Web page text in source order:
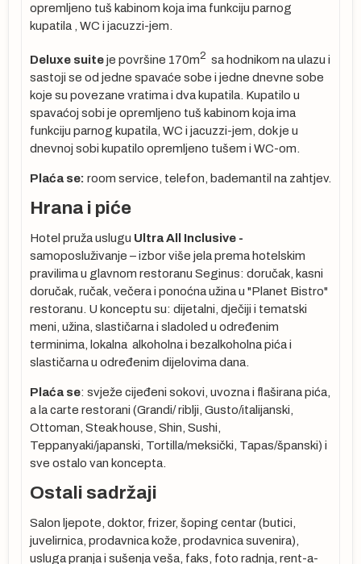
opremljeno tuš kabinom koja ima funkciju parnog
kupatila , WC i jacuzzi-jem.
Deluxe suiteje površine 170m2 sa hodnikom na ulazu i
sastoji se od jedne spavaće sobe i jedne dnevne sobe
koje su povezane vratima i dva kupatila. Kupatilo u
spavaćoj sobi je opremljeno tuš kabinom koja ima
funkciju parnog kupatila, WC i jacuzzi-jem, dok je u
dnevnoj sobi kupatilo opremljeno tušem i WC-om.
Plaća se: room service, telefon, bademantil na zahtjev.
Hrana i piće
Hotel pruža uslugu Ultra All Inclusive -
samoposluživanje – izbor više jela prema hotelskim
pravilima u glavnom restoranu Seginus: doručak, kasni
doručak, ručak, večera i ponoćna užina u "Planet Bistro"
restoranu. U konceptu su: dijetalni, dječiji i tematski
meni, užina, slastičarna i sladoled u određenim
terminima, lokalna alkoholna i bezalkoholna pića i
slastičarna u određenim dijelovima dana.
Plaća se: svježe cijeđeni sokovi, uvozna i flaširana pića,
a la carte restorani (Grandi/ riblji, Gusto/italijanski,
Ottoman, Steak house, Shin, Sushi,
Teppanyaki/japanski, Tortilla/meksički, Tapas/španski) i
sve ostalo van koncepta.
Ostali sadržaji
Salon ljepote, doktor, frizer, šoping centar (butici,
juvelirnica, prodavnica kože, prodavnica suvenira),
usluga pranja i sušenja veša, faks, foto radnja, rent-a-